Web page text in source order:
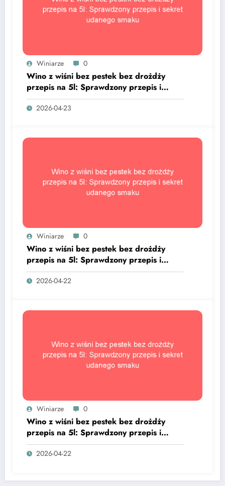
Winiarze 0
Wino z wiśni bez pestek bez drożdży
przepis na 5l: Sprawdzony przepis i
sekret udanego smaku
2026-04-23
Winiarze 0
Wino z wiśni bez pestek bez drożdży
przepis na 5l: Sprawdzony przepis i
sekret udanego smaku
2026-04-22
Winiarze 0
Wino z wiśni bez pestek bez drożdży
przepis na 5l: Sprawdzony przepis i
sekret udanego smaku
2026-04-22